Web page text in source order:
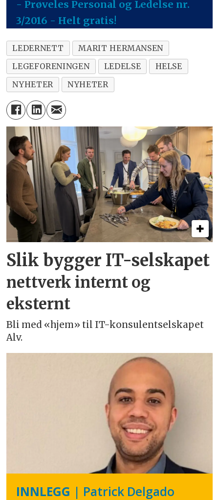
- Prøveles Personal og Ledelse nr.
3/2016 - Helt gratis!
LEDERNETT
MARIT HERMANSEN
LEGEFORENINGEN
LEDELSE
HELSE
NYHETER
NYHETER
Slik bygger IT-selskapet
nettverk internt og
eksternt
Bli med «hjem» til IT-konsulentselskapet
Alv.
INNLEGG | Patrick Delgado